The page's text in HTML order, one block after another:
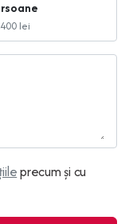
lei
precum și cu